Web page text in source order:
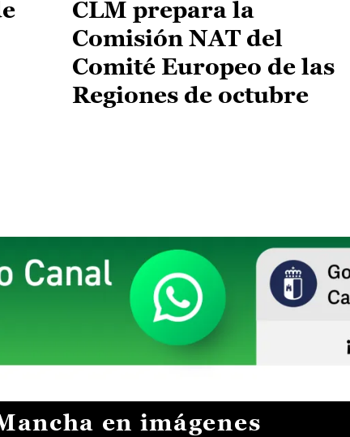
CLM prepara la
Comisión NAT del
Comité Europeo de las
Regiones de octubre
en imágenes